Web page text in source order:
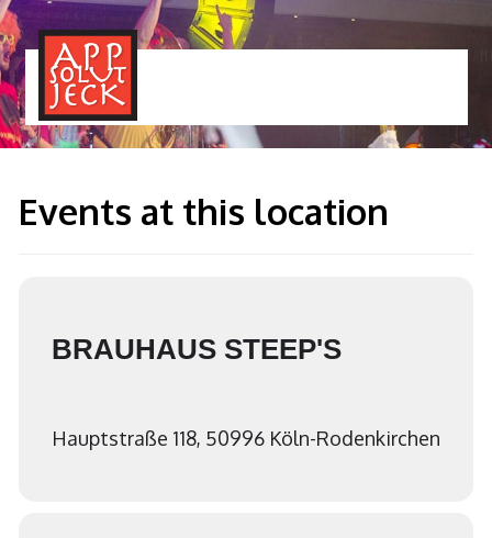
Events at this location
BRAUHAUS STEEP'S
Hauptstraße 118, 50996 Köln-Rodenkirchen